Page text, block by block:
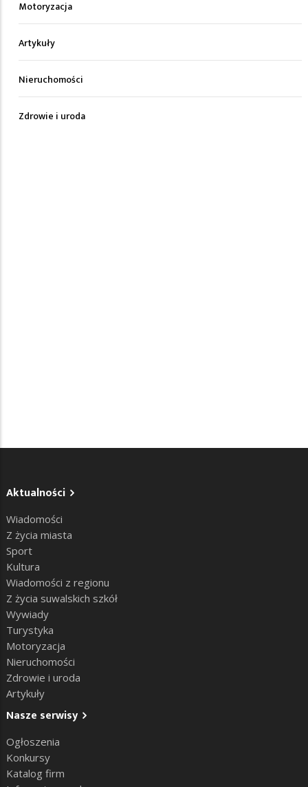
Motoryzacja
Artykuły
Nieruchomości
Zdrowie i uroda
Aktualności
Wiadomości
Z życia miasta
Sport
Kultura
Wiadomości z regionu
Z życia suwalskich szkół
Wywiady
Turystyka
Motoryzacja
Nieruchomości
Zdrowie i uroda
Artykuły
Nasze serwisy
Ogłoszenia
Konkursy
Katalog firm